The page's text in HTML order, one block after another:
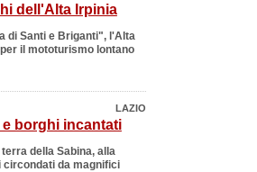
dell'Alta Irpinia
di Santi e Briganti", l'Alta
il mototurismo lontano
LAZIO
e borghi incantati
della Sabina, alla
da magnifici